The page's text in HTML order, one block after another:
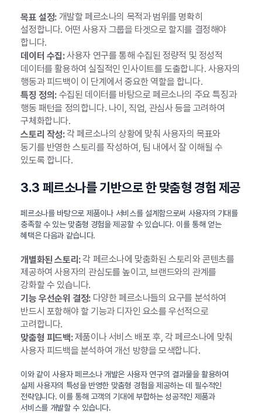
목표 설정:개발할 페르소나의 목적과 범위를 명확히
설정합니다. 어떤 사용자 그룹을 타겟으로 할지를 결정해야
합니다.
데이터 수집:사용자 연구를 통해 수집된 정량적 및 정성적
데이터를 활용하여 실질적인 인사이트를 도출합니다. 사용자의
행동과 피드백이 이 단계에서 중요한 역할을 합니다.
특징 정의:수집된 데이터를 바탕으로 페르소나의 주요 특징과
행동 패턴을 정의합니다. 나이, 직업, 관심사 등을 고려하여
구체화합니다.
스토리 작성:각 페르소나의 상황에 맞춰 사용자의 목표와
동기를 반영한 스토리를 작성하여, 팀 내에서 잘 이해될 수
있도록 합니다.
3.3 페르소나를 기반으로 한 맞춤형 경험 제공
페르소나를 바탕으로 제품이나 서비스를 설계함으로써 사용자의 기대를
충족할 수 있는 맞춤형 경험을 제공할 수 있습니다. 이를 통해 얻는
혜택은 다음과 같습니다.
개별화된 스토리:각 페르소나에 맞춤화된 스토리와 콘텐츠를
제공하여 사용자의 관심도를 높이고, 브랜드와의 관계를
강화할 수 있습니다.
기능 우선순위 결정:다양한 페르소나들의 요구를 분석하여
반드시 포함해야 할 기능과 디자인 요소를 우선적으로
고려합니다.
맞춤형 피드백:제품이나 서비스 배포 후, 각 페르소나에 맞춰
사용자 피드백을 분석하여 개선 방향을 모색합니다.
이와 같이 사용자 페르소나 개발은 사용자 연구의 결과물을 활용하여
실제 사용자의 특성을 반영한 맞춤형 경험을 제공하는 데 필수적인
전략입니다. 이를 통해 고객의 기대에 부합하는 성공적인 제품과
서비스를 개발할 수 있습니다.